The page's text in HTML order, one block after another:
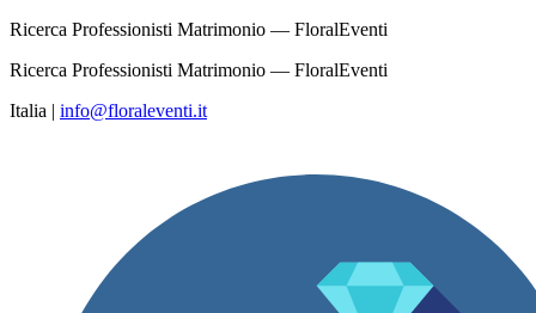
Ricerca Professionisti Matrimonio — FloralEventi
Ricerca Professionisti Matrimonio — FloralEventi
Italia | info@floraleventi.it